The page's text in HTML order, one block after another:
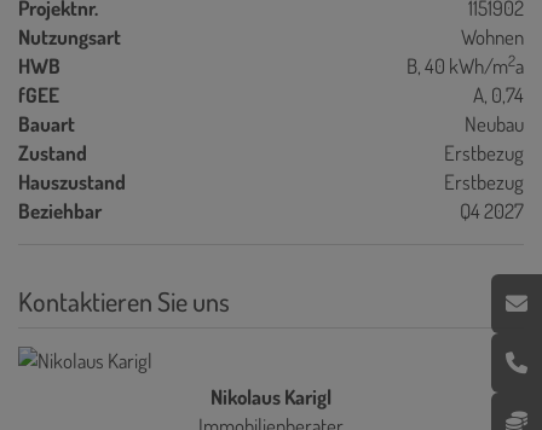
Projektnr.
1151902
Nutzungsart
Wohnen
HWB
B, 40 kWh/m2a
fGEE
A, 0,74
Bauart
Neubau
Zustand
Erstbezug
Hauszustand
Erstbezug
Beziehbar
Q4 2027
Kontaktieren Sie uns
Nikolaus Karigl